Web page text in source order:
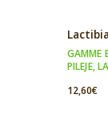
GAMME
PILEJE,
12,60€